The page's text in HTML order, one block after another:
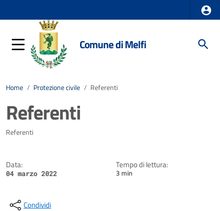
Comune di Melfi
Home / Protezione civile / Referenti
Referenti
Dettagli della notizia
Referenti
Data:
04 marzo 2022
Tempo di lettura:
3 min
Condividi